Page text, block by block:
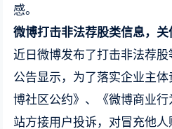
感。
微博打击非法荐股类信息，
近日微博发布了打击非法荐股
公告显示，为了落实企业主
博社区公约》、《微博商业行
站方接用户投诉，对冒充他